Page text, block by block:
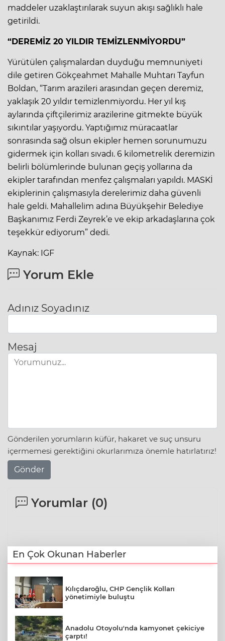
maddeler uzaklaştırılarak suyun akışı sağlıklı hale
getirildi.
“DEREMİZ 20 YILDIR TEMİZLENMİYORDU”
Yürütülen çalışmalardan duyduğu memnuniyeti
dile getiren Gökçeahmet Mahalle Muhtarı Tayfun
Boldan, “Tarım arazileri arasından geçen deremiz,
yaklaşık 20 yıldır temizlenmiyordu. Her yıl kış
aylarında çiftçilerimiz arazilerine gitmekte büyük
sıkıntılar yaşıyordu. Yaptığımız müracaatlar
sonrasında sağ olsun ekipler hemen sorunumuzu
gidermek için kolları sıvadı. 6 kilometrelik deremizin
belirli bölümlerinde bulunan geçiş yollarına da
ekipler tarafından menfez çalışmaları yapıldı. MASKİ
ekiplerinin çalışmasıyla derelerimiz daha güvenli
hale geldi. Mahallelim adına Büyükşehir Belediye
Başkanımız Ferdi Zeyrek’e ve ekip arkadaşlarına çok
teşekkür ediyorum” dedi.
Kaynak: IGF
Yorum Ekle
Adınız Soyadınız
Mesaj
Gönderilen yorumların küfür, hakaret ve suç unsuru
içermemesi gerektiğini okurlarımıza önemle hatırlatırız!
Gönder
Yorumlar (0)
En Çok Okunan Haberler
Kılıçdaroğlu, CHP Gençlik Kolları
yönetimiyle buluştu
Anadolu Otoyolu'nda kamyonet çekiciye
çarptı!